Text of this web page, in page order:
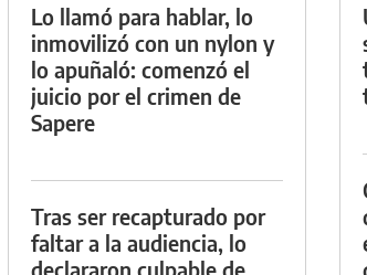
Lo llamó para hablar, lo
inmovilizó con un nylon y
lo apuñaló: comenzó el
juicio por el crimen de
Sapere
Tras ser recapturado por
faltar a la audiencia, lo
declararon culpable de